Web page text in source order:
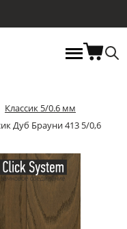
Классик 5/0.6 мм
Дуб Брауни 413 5/0,6